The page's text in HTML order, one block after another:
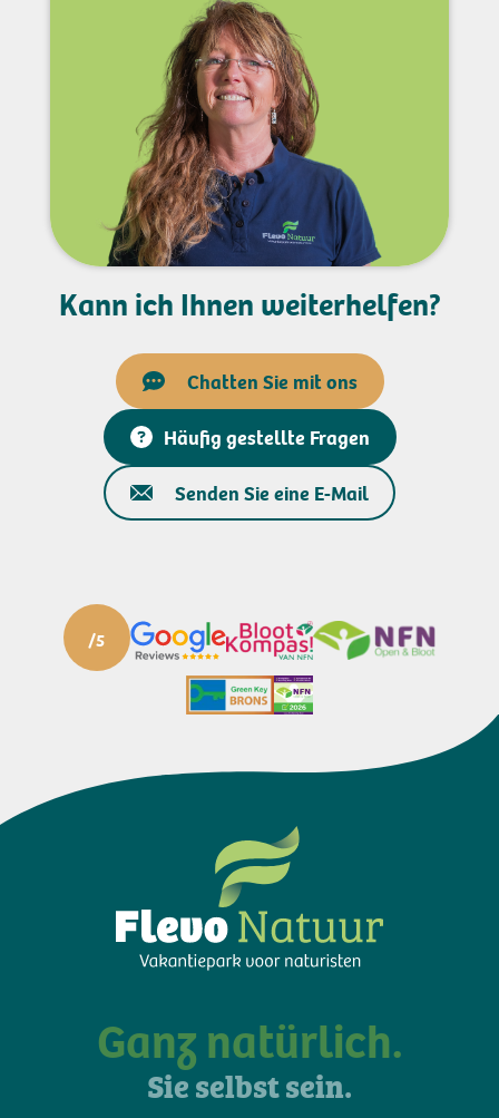
Kann ich Ihnen weiterhelfen?
Chatten Sie mit ons
Häufig gestellte Fragen
Senden Sie eine E-Mail
Ganz natürlich.
Sie selbst sein.